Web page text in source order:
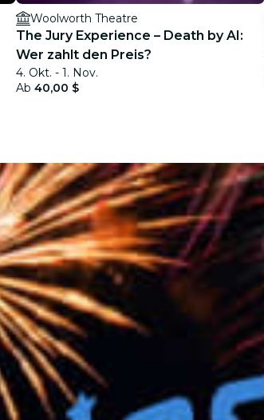
Woolworth Theatre
The Jury Experience – Death by AI:
Wer zahlt den Preis?
4. Okt. - 1. Nov.
Ab 40,00 $